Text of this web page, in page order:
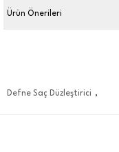
Ürün Önerileri
Defne Saç Düzleştirici ,